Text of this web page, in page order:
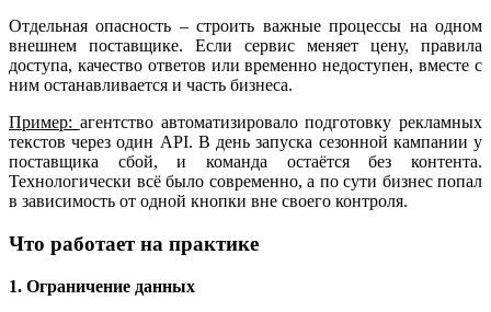
Отдельная опасность – строить важные процессы на одном
внешнем поставщике. Если сервис меняет цену, правила
доступа, качество ответов или временно недоступен, вместе с
ним останавливается и часть бизнеса.
Пример: агентство автоматизировало подготовку рекламных
текстов через один API. В день запуска сезонной кампании у
поставщика сбой, и команда остаётся без контента.
Технологически всё было современно, а по сути бизнес попал
в зависимость от одной кнопки вне своего контроля.
Что работает на практике
1. Ограничение данных